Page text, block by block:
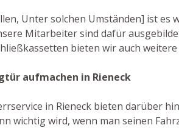
Unter solchen Umständen] ist
Mitarbeiter sind dafür
bieten wir auch
aufmachen in Rieneck
in Rieneck bieten darüber
wichtig wird, wenn man seinen